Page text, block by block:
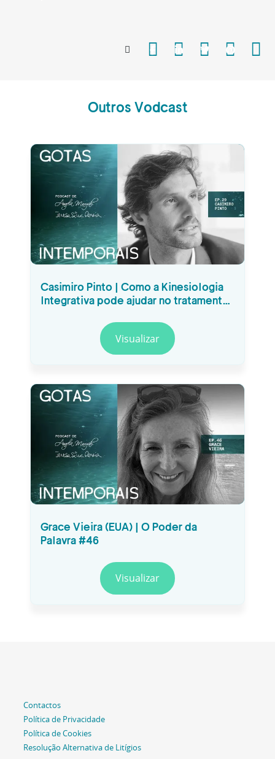
Outros Vodcast
Casimiro Pinto | Como a Kinesiologia
Integrativa pode ajudar no tratamento
Visualizar
Grace Vieira (EUA) | O Poder da
Palavra #46
Visualizar
Contactos
Política de Privacidade
Política de Cookies
Resolução Alternativa de Litígios